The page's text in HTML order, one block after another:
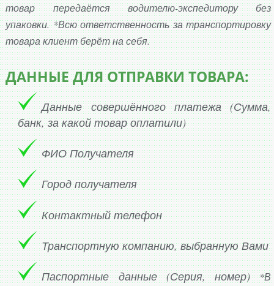
товар передаётся водителю-экспедитору без
упаковки. *Всю ответственность за транспортировку
товара клиент берёт на себя.
ДАННЫЕ ДЛЯ ОТПРАВКИ ТОВАРА:
Данные совершённого платежа (Сумма,
банк, за какой товар оплатили)
ФИО Получателя
Город получателя
Контактный телефон
Транспортную компанию, выбранную Вами
Паспортные данные (Серия, номер)*В